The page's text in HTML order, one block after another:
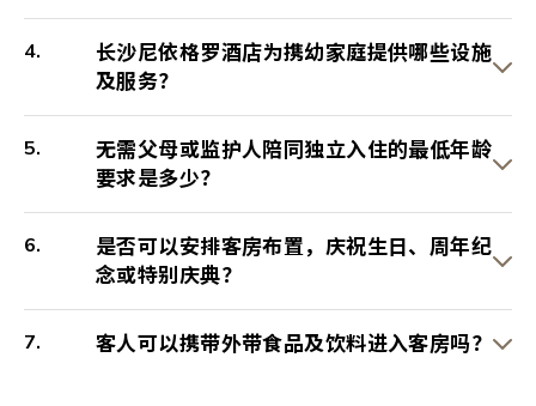
长沙尼依格罗酒店为携幼家庭提供哪些设施
及服务？
无需父母或监护人陪同独立入住的最低年龄
要求是多少？
是否可以安排客房布置，庆祝生日、周年纪
念或特别庆典？
客人可以携带外带食品及饮料进入客房吗？